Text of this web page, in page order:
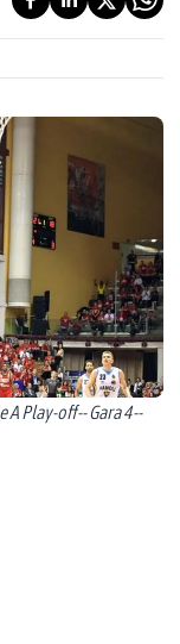
Play-off-- Gara 4--